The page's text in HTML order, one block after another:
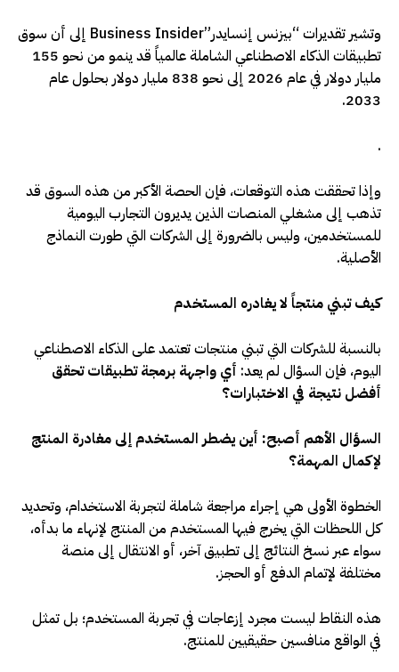
وتشير تقديرات “بيزنس إنسايدر”Business Insider إلى أن سوق
تطبيقات الذكاء الاصطناعي الشاملة عالمياً قد ينمو من نحو 155
مليار دولار في عام 2026 إلى نحو 838 مليار دولار بحلول عام
2033.
.
وإذا تحققت هذه التوقعات، فإن الحصة الأكبر من هذه السوق قد
تذهب إلى مشغلي المنصات الذين يديرون التجارب اليومية
للمستخدمين، وليس بالضرورة إلى الشركات التي طورت النماذج
الأصلية.
كيف تبني منتجاً لا يغادره المستخدم
بالنسبة للشركات التي تبني منتجات تعتمد على الذكاء الاصطناعي
اليوم، فإن السؤال لم يعد: أي واجهة برمجة تطبيقات تحقق
أفضل نتيجة في الاختبارات؟
السؤال الأهم أصبح: أين يضطر المستخدم إلى مغادرة المنتج
لإكمال المهمة؟
الخطوة الأولى هي إجراء مراجعة شاملة لتجربة الاستخدام، وتحديد
كل اللحظات التي يخرج فيها المستخدم من المنتج لإنهاء ما بدأه،
سواء عبر نسخ النتائج إلى تطبيق آخر، أو الانتقال إلى منصة
مختلفة لإتمام الدفع أو الحجز.
هذه النقاط ليست مجرد إزعاجات في تجربة المستخدم؛ بل تمثل
في الواقع منافسين حقيقيين للمنتج.